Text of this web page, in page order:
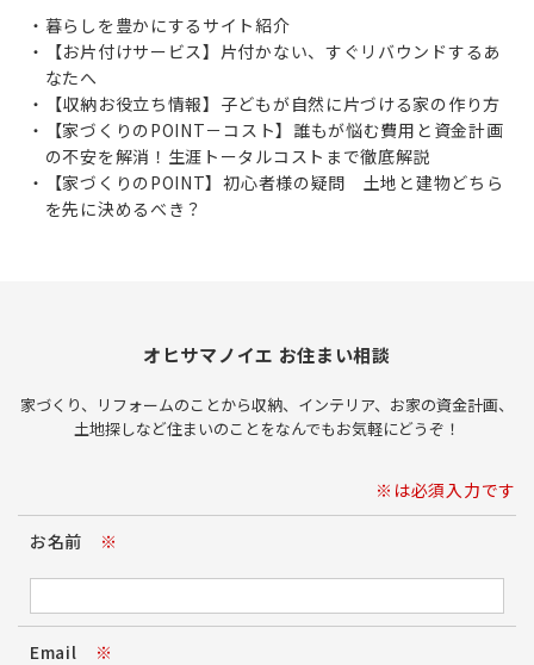
暮らしを豊かにするサイト紹介
【お片付けサービス】片付かない、すぐリバウンドするあ
なたへ
【収納お役立ち情報】子どもが自然に片づける家の作り方
【家づくりのPOINT－コスト】誰もが悩む費用と資金計画
の不安を解消！生涯トータルコストまで徹底解説
【家づくりのPOINT】初心者様の疑問 土地と建物どちら
を先に決めるべき？
オヒサマノイエ お住まい相談
家づくり、リフォームのことから収納、インテリア、お家の資金計画、
土地探しなど住まいのことをなんでもお気軽にどうぞ！
※は必須入力です
お名前 ※
Email ※